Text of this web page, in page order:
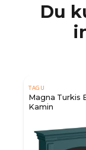
Du
TAGU
Magna Turkis
Kamin